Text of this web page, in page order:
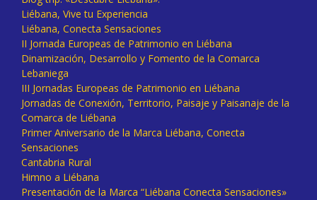
Liébana, Vive tu Experiencia
Liébana, Conecta Sensaciones
II Jornada Europeas de Patrimonio en Liébana
Dinamización, Desarrollo y Fomento de la Comarca
Lebaniega
III Jornadas Europeas de Patrimonio en Liébana
Jornadas de Conexión, Territorio, Paisaje y Paisanaje de la
Comarca de Liébana
Primer Aniversario de la Marca Liébana, Conecta
Sensaciones
Cantabria Rural
Himno a Liébana
Presentación de la Marca “Liébana Conecta Sensaciones»